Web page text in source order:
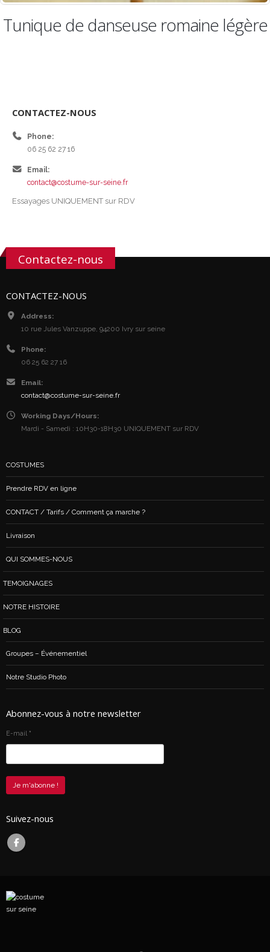
de danseuse romaine légère
CONTACTEZ-NOUS
Phone:
06 25 62 27 16
Email:
contact@costume-sur-seine.fr
Essayages UNIQUEMENT sur RDV
Contactez-nous
CONTACTEZ-NOUS
Address:
10 rue Jules Vanzuppe, 94200 Ivry sur seine
Phone:
06 25 62 27 16
Email:
contact@costume-sur-seine.fr
Working Days/Hours:
Mardi - Samedi : 10H30-18H30 UNIQUEMENT sur RDV
COSTUMES
Prendre RDV en ligne
CONTACT / Tarifs / Comment ça marche ?
Livraison
QUI SOMMES-NOUS
TEMOIGNAGES
NOTRE HISTOIRE
BLOG
Groupes – Événementiel
Notre Studio Photo
Abonnez-vous à notre newsletter
E-mail *
Suivez-nous